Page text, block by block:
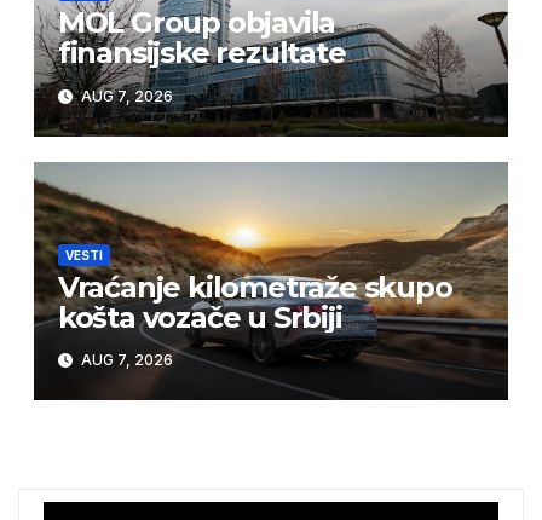
MOL Group objavila
finansijske rezultate
AUG 7, 2026
VESTI
Vraćanje kilometraže skupo
košta vozače u Srbiji
AUG 7, 2026